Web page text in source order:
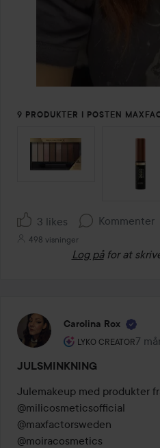
9 PRODUKTER I POSTEN
SPRING OVER
3 likes Kommenter
498 visninger
Log på for at
Carolina Rox
LYKO CREATOR
Brugerens rolle:7
JULSMINKNING
Julemakeup med produkter
@milicosmeticsofficial
@maxfactorsweden
@moiracosmetics